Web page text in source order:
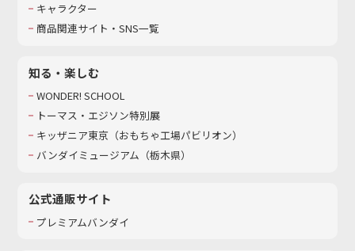
キャラクター
商品関連サイト・SNS一覧
知る・楽しむ
WONDER! SCHOOL
トーマス・エジソン特別展
キッザニア東京（おもちゃ工場パビリオン）​
バンダイミュージアム（栃木県）
公式通販サイト
プレミアムバンダイ